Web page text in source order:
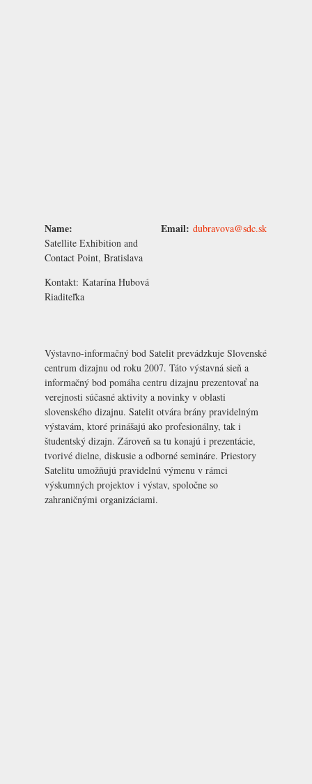
Name:
Satellite Exhibition and
Contact Point, Bratislava
Kontakt: Katarína Hubová
Riaditeľka
Email: dubravova@sdc.sk
Výstavno-informačný bod Satelit prevádzkuje Slovenské
centrum dizajnu od roku 2007. Táto výstavná sieň a
informačný bod pomáha centru dizajnu prezentovať na
verejnosti súčasné aktivity a novinky v oblasti
slovenského dizajnu. Satelit otvára brány pravidelným
výstavám, ktoré prinášajú ako profesionálny, tak i
študentský dizajn. Zároveň sa tu konajú i prezentácie,
tvorivé dielne, diskusie a odborné semináre. Priestory
Satelitu umožňujú pravidelnú výmenu v rámci
výskumných projektov i výstav, spoločne so
zahraničnými organizáciami.